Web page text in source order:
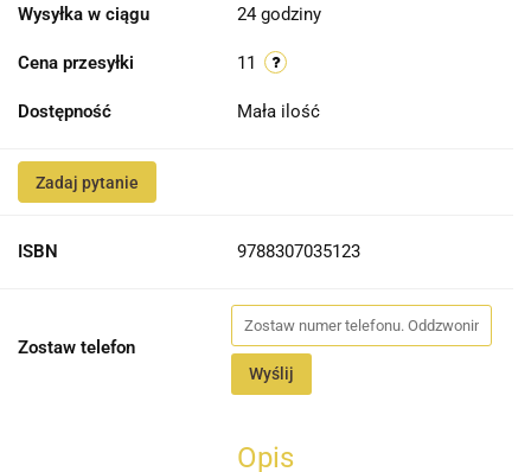
Wysyłka w ciągu 24 godziny
Cena przesyłki 11
Dostępność Mała ilość
Zadaj pytanie
ISBN 9788307035123
Zostaw telefon
Wyślij
Opis